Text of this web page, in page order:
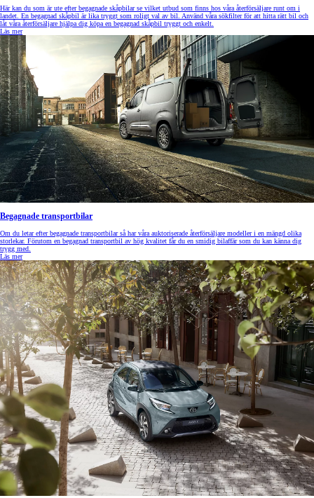
Här kan du som är ute efter begagnade skåpbilar se vilket utbud som finns hos våra återförsäljare runt om i
landet. En begagnad skåpbil är lika tryggt som roligt val av bil. Använd våra sökfilter för att hitta rätt bil och
låt våra återförsäljare hjälpa dig köpa en begagnad skåpbil tryggt och enkelt.
Läs mer
Begagnade transportbilar
Om du letar efter begagnade transportbilar så har våra auktoriserade återförsäljare modeller i en mängd olika
storlekar. Förutom en begagnad transportbil av hög kvalitet får du en smidig bilaffär som du kan känna dig
trygg med.
Läs mer